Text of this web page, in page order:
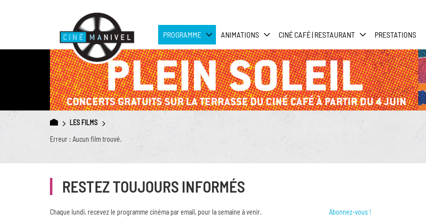
PROGRAMME ANIMATIONS CINÉ CAFÉ | RESTAURANT PRESTATIONS
LES FILMS
Erreur : Aucun film trouvé.
RESTEZ TOUJOURS INFORMÉS
Chaque lundi, recevez le programme cinéma par email, pour la semaine à venir. Abonnez-vous !